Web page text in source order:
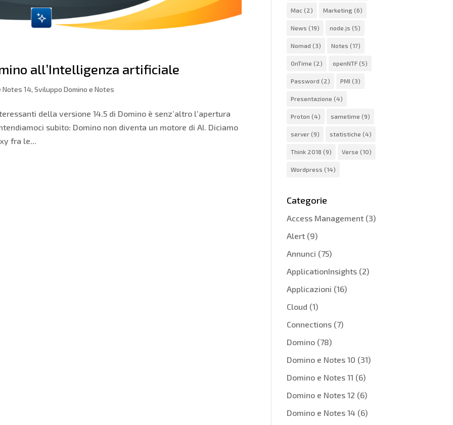
all’Intelligenza artificiale
Notes 14,Sviluppo Domino e Notes
della versione 14.5 di Domino è senz’altro l’apertura
subito: Domino non diventa un motore di AI. Diciamo
fra le...
Mac (2) Marketing (6)
News (19) node.js (5)
Nomad (3) Notes (17)
OnTime (2) openNTF (5)
Password (2) PMI (3)
Presentazione (4)
Proton (4) sametime (9)
server (9) statistiche (4)
Think 2018 (9) Verse (10)
Wordpress (14)
Categorie
Access Management (3)
Alert (9)
Annunci (75)
ApplicationInsights (2)
Applicazioni (16)
Cloud (1)
Connections (7)
Domino (78)
Domino e Notes 10 (31)
Domino e Notes 11 (6)
Domino e Notes 12 (6)
Domino e Notes 14 (6)